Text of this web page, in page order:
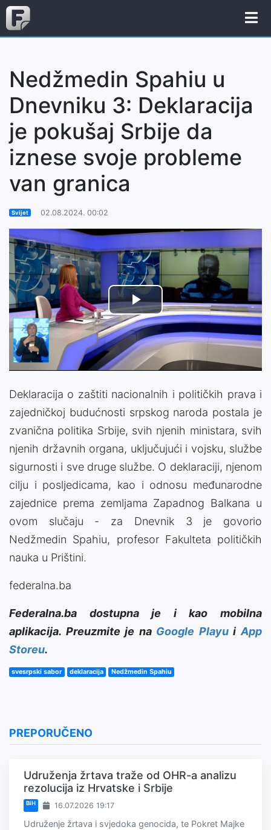
Nedžmedin Spahiu u
Dnevniku 3: Deklaracija
je pokušaj Srbije da
iznese svoje probleme
van granica
Svijet 02.08.2024. 00:02
Play
Video
Deklaracija o zaštiti nacionalnih i političkih prava i
zajedničkoj budućnosti srpskog naroda postala je
zvanična politika Srbije, svih njenih ministara, svih
njenih državnih organa, uključujući i vojsku, službe
sigurnosti i sve druge službe. O deklaraciji, njenom
cilju i posljedicama, kao i odnosu međunarodne
zajednice prema zemljama Zapadnog Balkana u
ovom slučaju - za Dnevnik 3 je govorio
Nedžmedin Spahiu, profesor Fakulteta političkih
nauka u Prištini.
federalna.ba
Federalna.ba dostupna je i kao mobilna
aplikacija. Preuzmite je na Google PlayuiApp
Storeu.
svesrpski sabor deklaracija Nedžmedin Spahiu
PREPORUČENO
Udruženja žrtava traže od OHR-a analizu
rezolucija iz Hrvatske i Srbije
BiH 16.07.2026 19:17
Udruženje žrtava i svjedoka genocida, te Pokret Majke